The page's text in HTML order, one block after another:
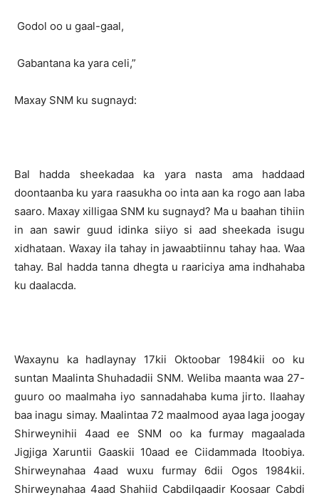
Godol oo u gaal-gaal,
Gabantana ka yara celi,”
Maxay SNM ku sugnayd:
Bal hadda sheekadaa ka yara nasta ama haddaad
doontaanba ku yara raasukha oo inta aan ka rogo aan laba
saaro. Maxay xilligaa SNM ku sugnayd? Ma u baahan tihiin
in aan sawir guud idinka siiyo si aad sheekada isugu
xidhataan. Waxay ila tahay in jawaabtiinnu tahay haa. Waa
tahay. Bal hadda tanna dhegta u raariciya ama indhahaba
ku daalacda.
Waxaynu ka hadlaynay 17kii Oktoobar 1984kii oo ku
suntan Maalinta Shuhadadii SNM. Weliba maanta waa 27-
guuro oo maalmaha iyo sannadahaba kuma jirto. Ilaahay
baa inagu simay. Maalintaa 72 maalmood ayaa laga joogay
Shirweynihii 4aad ee SNM oo ka furmay magaalada
Jigjiga Xaruntii Gaaskii 10aad ee Ciidammada Itoobiya.
Shirweynahaa 4aad wuxu furmay 6dii Ogos 1984kii.
Shirweynahaa 4aad Shahiid Cabdilqaadir Koosaar Cabdi